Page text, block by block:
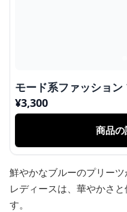
モード系ファッショ
¥3,300
商品
鮮やかなブルーのプリー
レディースは、華やかさ
す。